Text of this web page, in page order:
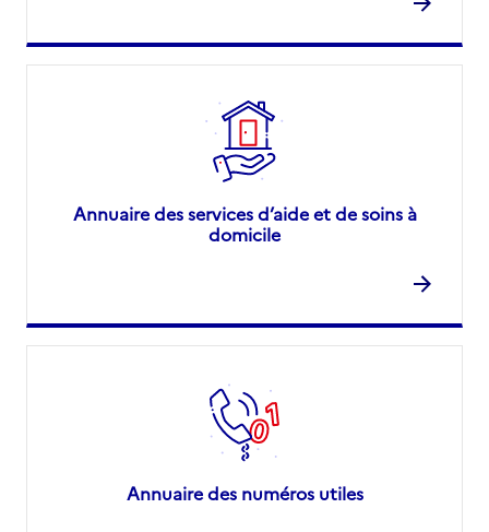
Annuaire des services d’aide et de soins à
domicile
Annuaire des numéros utiles